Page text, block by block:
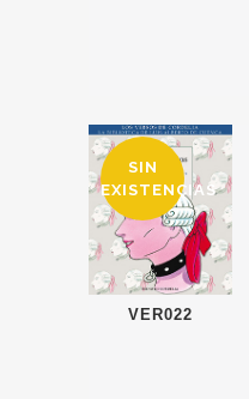
VER022
SIN
EXISTENCIAS